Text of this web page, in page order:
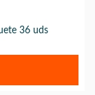
36 uds